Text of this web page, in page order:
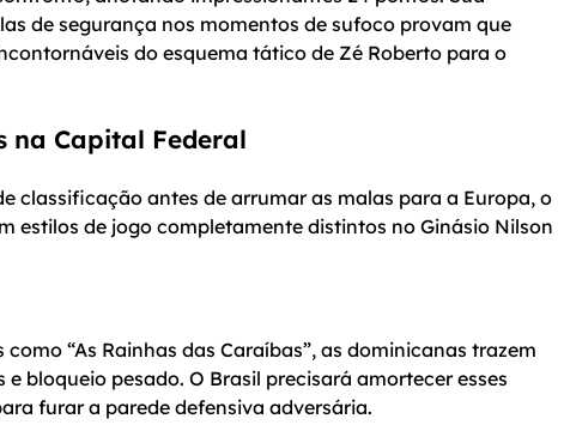
de segurança nos momentos de sufoco provam que
do esquema tático de Zé Roberto para o
na Capital Federal
classificação antes de arrumar as malas para a Europa, o
estilos de jogo completamente distintos no Ginásio Nilson
como “As Rainhas das Caraíbas”, as dominicanas trazem
bloqueio pesado. O Brasil precisará amortecer esses
furar a parede defensiva adversária.